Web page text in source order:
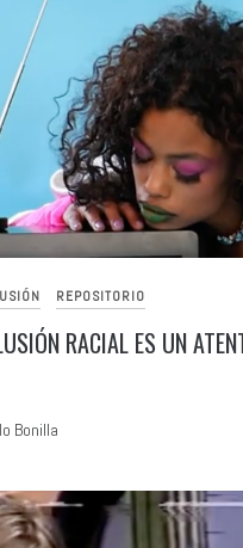
REPOSITORIO
RACIAL ES UN
Bonilla